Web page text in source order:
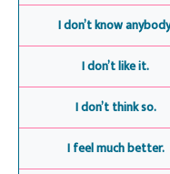
I don’t know
I don’t like it.
I don’t think so.
I feel much better.